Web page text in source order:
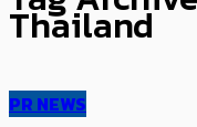
Thailand
PR NEWS